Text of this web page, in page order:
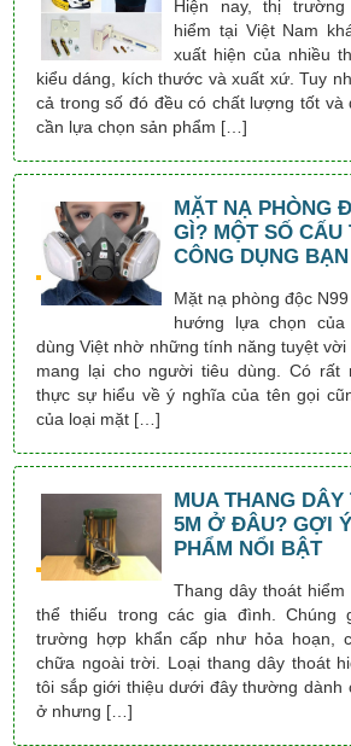
Hiện nay, thị
hiểm tại Việt Nam
xuất hiện của nhiều
kiểu dáng, kích thước và xuất xứ. Tuy
cả trong số đó đều có chất lượng tốt và
cần lựa chọn sản phẩm […]
MẶT NẠ PHÒNG
GÌ? MỘT SỐ CẤU
CÔNG DỤNG
Mặt nạ phòng độc
hướng lựa chọn
dùng Việt nhờ những tính năng tuyệt
mang lại cho người tiêu dùng. Có rất
thực sự hiểu về ý nghĩa của tên gọi
của loại mặt […]
MUA THANG DÂY
5M Ở ĐÂU? GỢI
PHẨM NỔI BẬT
Thang dây thoát hiểm
thể thiếu trong các gia đình. Chúng
trường hợp khẩn cấp như hỏa hoạn,
chữa ngoài trời. Loại thang dây thoát
tôi sắp giới thiệu dưới đây thường dành
ở nhưng […]